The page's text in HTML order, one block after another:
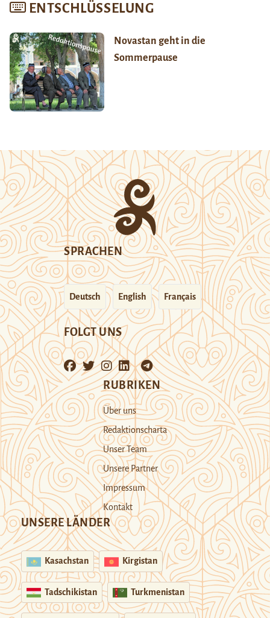
ENTSCHLÜSSELUNG
Novastan geht in die
Sommerpause
SPRACHEN
Deutsch English Français
FOLGT UNS
RUBRIKEN
Über uns
Redaktionscharta
Unser Team
Unsere Partner
Impressum
Kontakt
UNSERE LÄNDER
Kasachstan Kirgistan
Tadschikistan Turkmenistan